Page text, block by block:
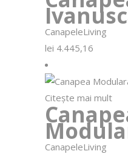
CanapeleLiving
lei 4.445,16
Citește mai mult
CanapeleLiving